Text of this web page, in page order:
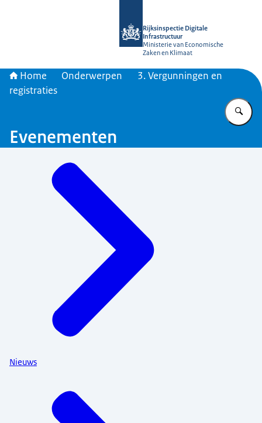
Rijksinspectie Digitale
Infrastructuur
Ministerie van Economische
Zaken en Klimaat
Home Onderwerpen
3. Vergunningen en
registraties
Evenementen
Nieuws